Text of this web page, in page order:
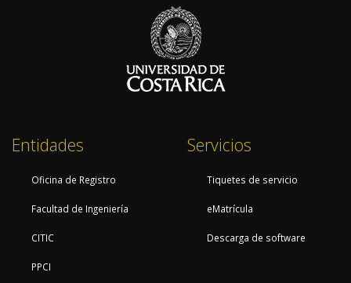
Entidades
Oficina de Registro
Facultad de Ingeniería
CITIC
PPCI
Servicios
Tiquetes de servicio
eMatrícula
Descarga de software